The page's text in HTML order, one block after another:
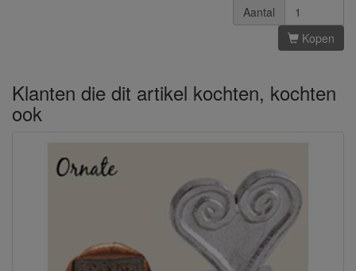
Aantal
Kopen
Klanten die dit artikel kochten, kochten
ook